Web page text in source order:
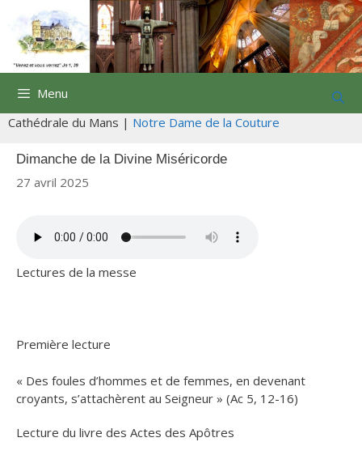
contenu
Menu
Cathédrale du Mans | Notre Dame de la Couture
Dimanche de la Divine Miséricorde
27 avril 2025
Lectures de la messe
Première lecture
« Des foules d’hommes et de femmes, en devenant
croyants, s’attachèrent au Seigneur » (Ac 5, 12-16)
Lecture du livre des Actes des Apôtres